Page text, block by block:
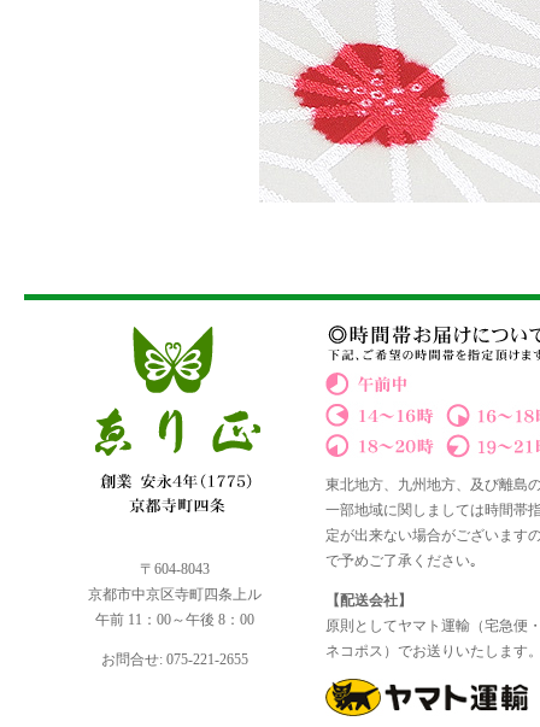
〒604-8043
京都市中京区寺町四条上ル
午前 11：00～午後 8：00
お問合せ: 075-221-2655
東北地方、九州地方、及び離島
一部地域に関しましては時間帯
定が出来ない場合がございます
で予めご了承ください｡
【配送会社】
原則としてヤマト運輸（宅急便
ネコポス）でお送りいたします